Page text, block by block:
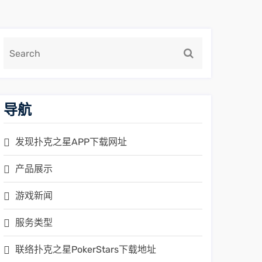
导航
发现扑克之星APP下载网址
产品展示
游戏新闻
服务类型
联络扑克之星PokerStars下载地址